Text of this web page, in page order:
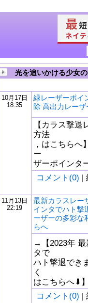
光を追いかける少女
10月17日
18:35
緑レーザーポイ
除 高出力レー
【カラス撃
方法
，はこちらへ︎
ー
ザーポインタ
コメント(0) |
11月13日
22:19
最新カラスレー
インタでハト撃
ーザーの多彩な
らへ
→【2023年 最
タで
ハト撃退でき
く
はこちらへ⬇︎
コメント(0) |